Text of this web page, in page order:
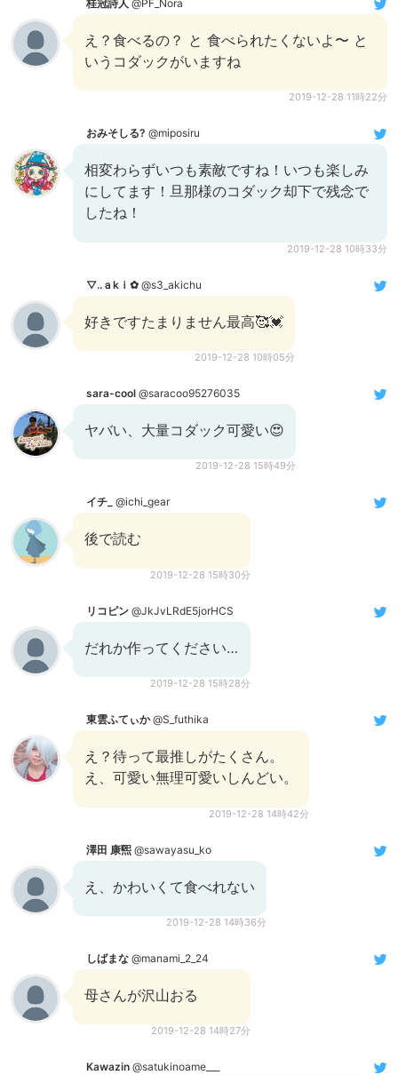
桂冠詩人 @PF_Nora
え？食べるの？ と 食べられたくないよ〜 と
いうコダックがいますね
2019-12-28 11時22分
おみそしる? @miposiru
相変わらずいつも素敵ですね！いつも楽しみ
にしてます！旦那様のコダック却下で残念で
したね！
2019-12-28 10時33分
▽..ａkｉ✿ @s3_akichu
好きですたまりません最高🥰💓
2019-12-28 10時05分
sara-cool @saracoo95276035
ヤバい、大量コダック可愛い😍
2019-12-28 15時49分
イチ_ @ichi_gear
後で読む
2019-12-28 15時30分
リコピン @JkJvLRdE5jorHCS
だれか作ってください…
2019-12-28 15時28分
東雲ふてぃか@S_futhika
え？待って最推しがたくさん。
え、可愛い無理可愛いしんどい。
2019-12-28 14時42分
澤田 康煕 @sawayasu_ko
え、かわいくて食べれない
2019-12-28 14時36分
しばまな @manami_2_24
母さんが沢山おる
2019-12-28 14時27分
Kawazin @satukinoame___